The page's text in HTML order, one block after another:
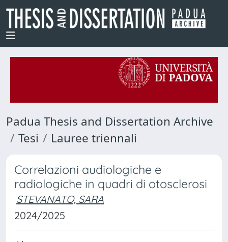
Padua Thesis and Dissertation Archive
Tesi
Lauree triennali
Correlazioni audiologiche e
radiologiche in quadri di otosclerosi
STEVANATO, SARA
2024/2025